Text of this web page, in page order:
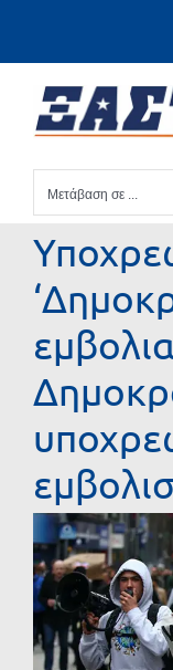
Μετάβαση σε ...
Προβολή
μεγαλύτερης
εικόνας